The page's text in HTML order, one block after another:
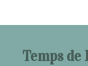
Temps de